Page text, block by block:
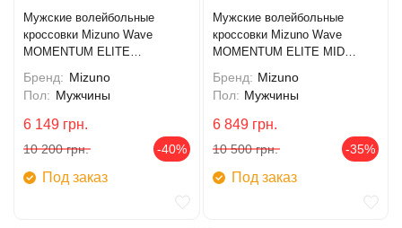
Мужские волейбольные
кроссовки Mizuno Wave
MOMENTUM ELITE
Бренд: Mizuno
Пол: Мужчины
6 149 грн.
10 200 грн. -40%
Под заказ
Мужские волейбольные
кроссовки Mizuno Wave
MOMENTUM ELITE MID
Бренд: Mizuno
Пол: Мужчины
6 849 грн.
10 500 грн. -35%
Под заказ